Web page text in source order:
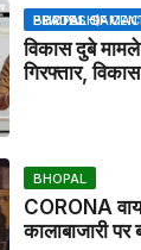
BHOPAL SAMACHAR | NO 1 HINDI NEWS PORTAL OF CENTRAL INDIA (MADHYA PRADESH)
विकास दुबे
गिरफ्तार,
BHOPAL
CORONA
कालाबाजारी पर